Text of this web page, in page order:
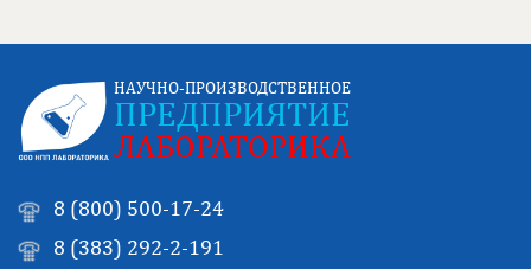
НАУЧНО-ПРОИЗВОДСТВЕННОЕ
ПРЕДПРИЯТИЕ
ЛАБОРАТОРИКА
8 (800) 500-17-24
8 (383) 292-2-191